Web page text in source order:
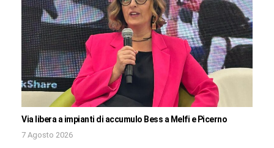
Via libera a impianti di accumulo Bess a Melfi e Picerno
7 Agosto 2026